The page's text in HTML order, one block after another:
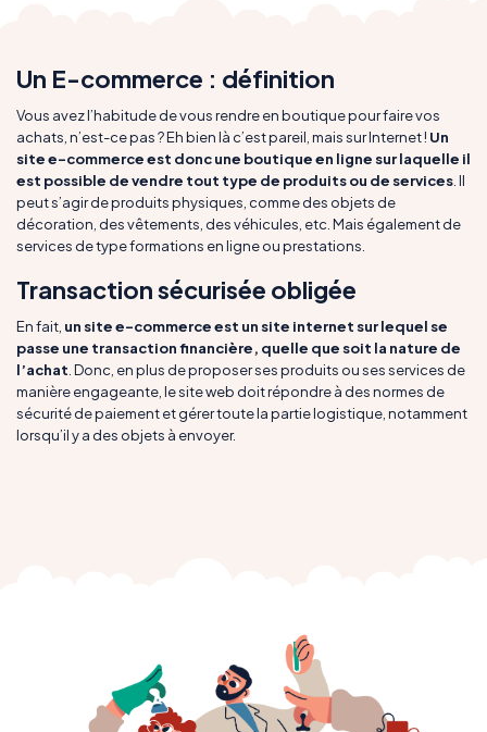
Un E-commerce : définition
Vous avez l’habitude de vous rendre en boutique pour faire vos
achats, n’est-ce pas ? Eh bien là c’est pareil, mais sur Internet ! Un
site e-commerce est donc une boutique en ligne sur laquelle il
est possible de vendre tout type de produits ou de services. Il
peut s’agir de produits physiques, comme des objets de
décoration, des vêtements, des véhicules, etc. Mais également de
services de type formations en ligne ou prestations.
Transaction sécurisée obligée
En fait, un site e-commerce est un site internet sur lequel se
passe une transaction financière, quelle que soit la nature de
l’achat . Donc, en plus de proposer ses produits ou ses services de
manière engageante, le site web doit répondre à des normes de
sécurité de paiement et gérer toute la partie logistique, notamment
lorsqu’il y a des objets à envoyer.